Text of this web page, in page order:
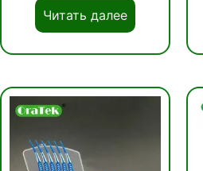
Читать далее